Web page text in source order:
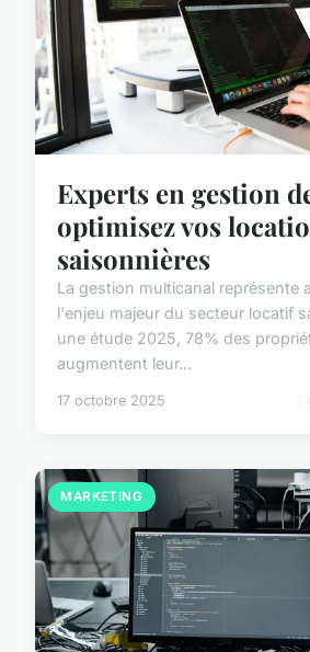
Experts en gestion
optimisez vos
saisonnières
La gestion multicanal représente
l'enjeu majeur du secteur locatif
une étude 2025, 78% des
augmentent leur...
17 octobre 2025
MARKETING